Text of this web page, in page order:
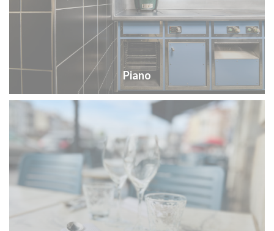
Piano